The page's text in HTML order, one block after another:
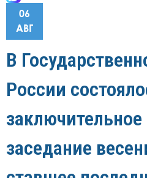
06
АВГ
В
России
заседание